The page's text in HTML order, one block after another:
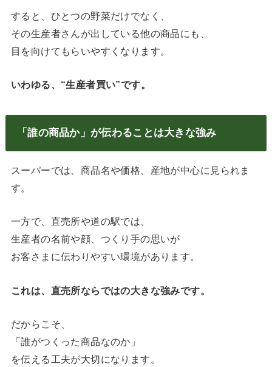
すると、ひとつの野菜だけでなく、
その生産者さんが出している他の商品にも、
目を向けてもらいやすくなります。
いわゆる、“生産者買い”です。
「誰の商品か」が伝わることは大きな強み
スーパーでは、商品名や価格、産地が中心に見られま
す。
一方で、直売所や道の駅では、
生産者の名前や顔、つくり手の思いが
お客さまに伝わりやすい環境があります。
これは、直売所ならではの大きな強みです。
だからこそ、
「誰がつくった商品なのか」
を伝える工夫が大切になります。